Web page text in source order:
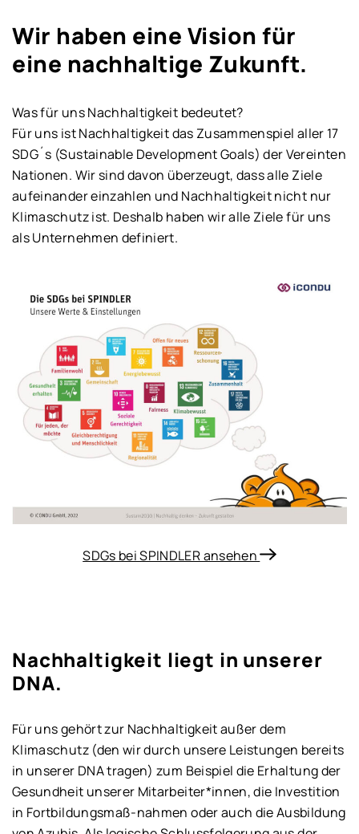
Wir haben eine Vision für
eine nachhaltige Zukunft.
Was für uns Nachhaltigkeit bedeutet?
Für uns ist Nachhaltigkeit das Zusammenspiel aller 17
SDG´s (Sustainable Development Goals) der Vereinten
Nationen. Wir sind davon überzeugt, dass alle Ziele
aufeinander einzahlen und Nachhaltigkeit nicht nur
Klimaschutz ist. Deshalb haben wir alle Ziele für uns
als Unternehmen definiert.
SDGs bei SPINDLER ansehen
Nachhaltigkeit liegt in unserer
DNA.
Für uns gehört zur Nachhaltigkeit außer dem
Klimaschutz (den wir durch unsere Leistungen bereits
in unserer DNA tragen) zum Beispiel die Erhaltung der
Gesundheit unserer Mitarbeiter*innen, die Investition
in Fortbildungsmaß-nahmen oder auch die Ausbildung